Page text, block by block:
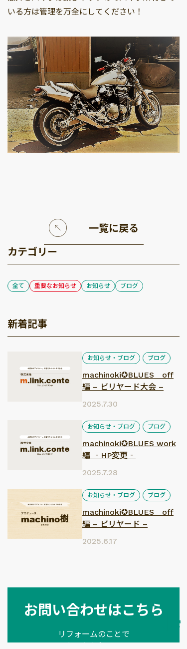
いる方は管理を万全にしてください！
一覧に戻る
カテゴリー
全て 重要なお知らせ お知らせ ブログ
新着記事
machinoki✪BLUES off
編 – ビリヤード大会 –
お知らせ・ブログ ブログ
2025.7.30
machinoki✪BLUES work
編 ‐HP変更‐
お知らせ・ブログ ブログ
2025.7.28
machinoki✪BLUES off
編 – ビリヤード –
お知らせ・ブログ ブログ
2025.6.17
お問い合わせはこちら
リフォームのことで